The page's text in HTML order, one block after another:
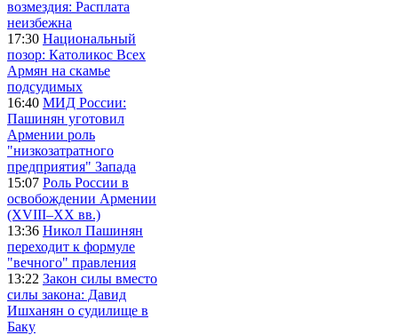
возмездия: Расплата
неизбежна
17:30 Национальный
позор: Католикос Всех
Армян на скамье
подсудимых
16:40 МИД России:
Пашинян уготовил
Армении роль
"низкозатратного
предприятия" Запада
15:07 Роль России в
освобождении Армении
(XVIII–XX вв.)
13:36 Никол Пашинян
переходит к формуле
"вечного" правления
13:22 Закон силы вместо
силы закона: Давид
Ишханян о судилище в
Баку